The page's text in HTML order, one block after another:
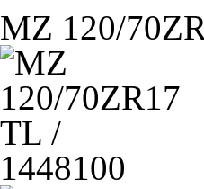
MZ 120/